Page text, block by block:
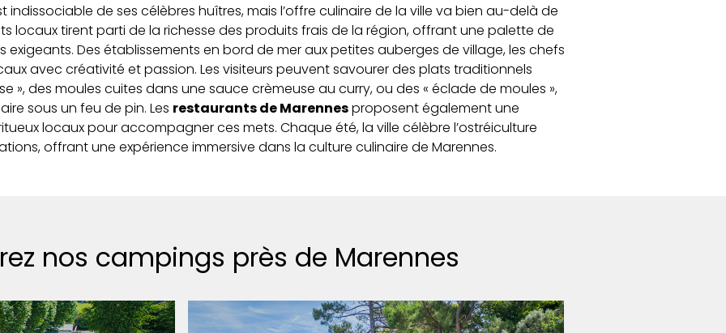
indissociable de ses célèbres huîtres, mais l’offre culinaire de la ville va bien au-delà de
locaux tirent parti de la richesse des produits frais de la région, offrant une palette de
exigeants. Des établissements en bord de mer aux petites auberges de village, les chefs
avec créativité et passion. Les visiteurs peuvent savourer des plats traditionnels
», des moules cuites dans une sauce crèmeuse au curry, ou des « éclade de moules »,
sous un feu de pin. Les restaurants de Marennesproposent également une
locaux pour accompagner ces mets. Chaque été, la ville célèbre l’ostréiculture
offrant une expérience immersive dans la culture culinaire de Marennes.
nos campings près de Marennes